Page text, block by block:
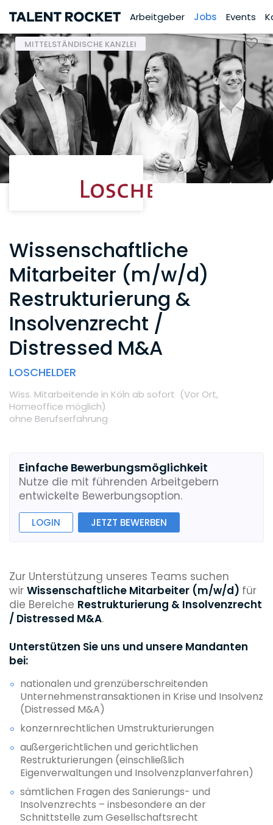
Arbeitgeber Jobs Events
MITTELSTÄNDISCHE KANZLEI
Wissenschaftliche
Mitarbeiter (m/w/d)
Restrukturierung &
Insolvenzrecht /
Distressed M&A
LOSCHELDER
Wiss. Mitarbeitende in Köln ab sofort (Vor Ort,
Homeoffice möglich)
ohne Berufserfahrung
Einfache Bewerbungsmöglichkeit
Nutze die mit führenden Arbeitgebern
entwickelte Bewerbungsoption.
LOGIN JETZT BEWERBEN
Zur Unterstützung unseres Teams suchen
wir Wissenschaftliche Mitarbeiter (m/w/d) für
die Bereiche Restrukturierung & Insolvenzrecht
/ Distressed M&A.
Unterstützen Sie uns und unsere Mandanten
bei:
nationalen und grenzüberschreitenden
Unternehmenstransaktionen in Krise und Insolvenz
(Distressed M&A)
konzernrechtlichen Umstrukturierungen
außergerichtlichen und gerichtlichen
Restrukturierungen (einschließlich
Eigenverwaltungen und Insolvenzplanverfahren)
sämtlichen Fragen des Sanierungs- und
Insolvenzrechts – insbesondere an der
Schnittstelle zum Gesellschaftsrecht